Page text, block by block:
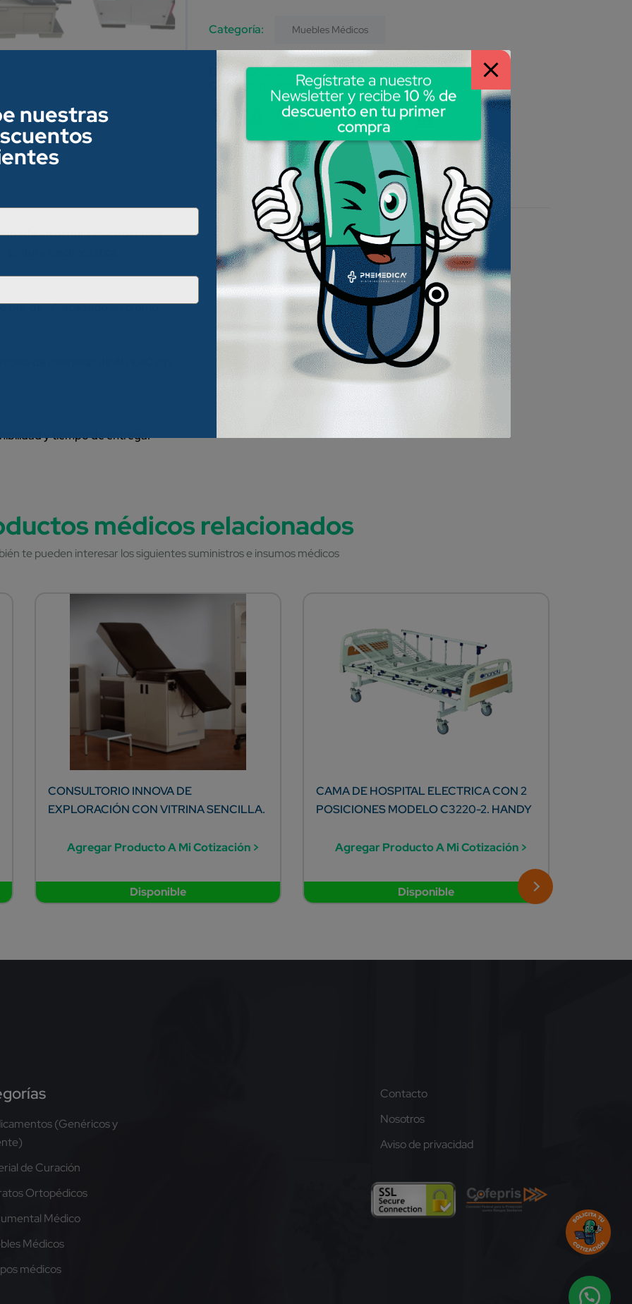
Category: Muebles Médicos
Conoce nuestros métodos de pago:
en pintura electrostática
pintura electrostática
pul. de ½”, acabado en cromo.
de pierneras de 40 x 40 cm.
y tiempo de entrega.
Disponible
CONSULTORIO INNOVA DE
EXPLORACIÓN CON VITRINA SENCILLA.
Agregar Producto A Mi Cotización >
Disponible
CAMA DE HOSPITAL ELECTRICA CON 2
POSICIONES MODELO C3220-2. HANDY
Agregar Producto A Mi Cotización >
(Genéricos y
de Curación
Ortopédicos
Médico
Médicos
médicos
Contacto
Nosotros
Aviso de privacidad
nuestras
Regístrate a nuestro
Newsletter y recibe10 % de
descuento en tu primer
compra